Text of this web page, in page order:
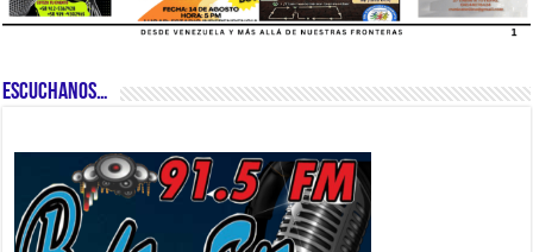
ESCUCHANOS…